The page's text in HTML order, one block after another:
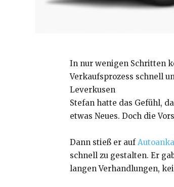
In nur wenigen Schritten
Verkaufsprozess schnell
Leverkusen
Stefan hatte das Gefühl,
etwas Neues. Doch die
Dann stieß er auf
schnell zu gestalten. Er
langen Verhandlungen,